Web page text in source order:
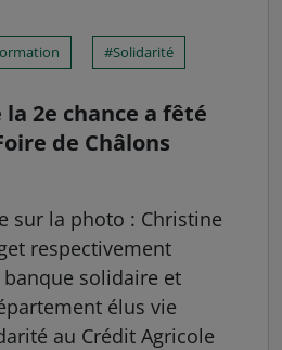
Solidarité
la 2e chance a fêté
de Châlons
sur la photo : Christine
respectivement
solidaire et
élus vie
au Crédit Agricole